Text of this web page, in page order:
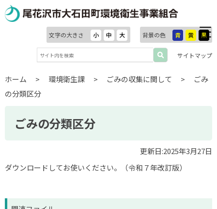
文字の大きさ 小 中 大 背景の色 青 黄 黒
サイトマップ
ホーム > 環境衛生課 > ごみの収集に関して > ごみ
の分類区分
ごみの分類区分
更新日:2025年3月27日
ダウンロードしてお使いください。（令和７年改訂版）